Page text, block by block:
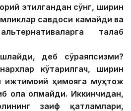
этилгандан сўнг, ширин
савдоси камайди ва
талаб
деб сўраяпсизми?
кўтарилгач, ширин
ижтимоий ҳимояга муҳтож
ола олмайди. Иккинчидан,
заиф қатламлари,